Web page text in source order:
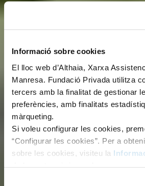
Informació sobre cookies
El lloc web d’Althaia, Xarxa
Manresa. Fundació Privada utilitza
tercers amb la finalitat de gestionar
preferències, amb finalitats
màrqueting.
Si voleu configurar les cookies,
“Configurar les cookies”. Per a
sobre les cookies, visiteu la